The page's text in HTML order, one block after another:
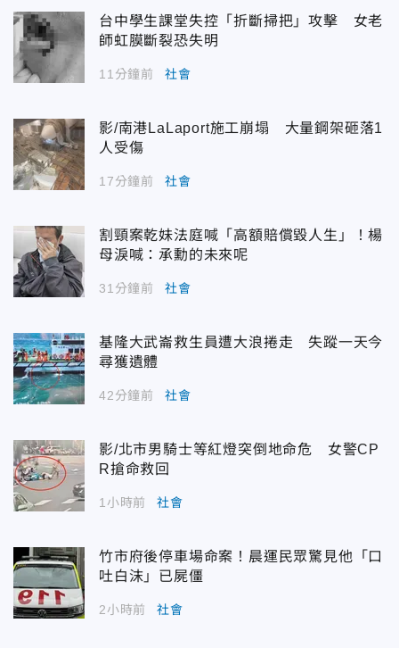
台中學生課堂失控「折斷掃把」攻擊 女老
師虹膜斷裂恐失明
11分鐘前 社會
影/南港LaLaport施工崩塌 大量鋼架砸落1
人受傷
17分鐘前 社會
割頸案乾妹法庭喊「高額賠償毀人生」！楊
母淚喊：承勳的未來呢
31分鐘前 社會
基隆大武崙救生員遭大浪捲走 失蹤一天今
尋獲遺體
42分鐘前 社會
影/北市男騎士等紅燈突倒地命危 女警CP
R搶命救回
1小時前 社會
竹市府後停車場命案！晨運民眾驚見他「口
吐白沫」已屍僵
2小時前 社會